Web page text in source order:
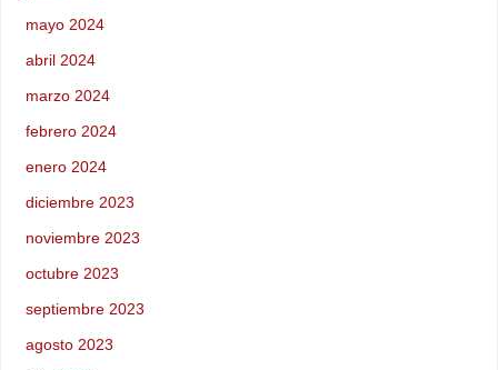
mayo 2024
abril 2024
marzo 2024
febrero 2024
enero 2024
diciembre 2023
noviembre 2023
octubre 2023
septiembre 2023
agosto 2023